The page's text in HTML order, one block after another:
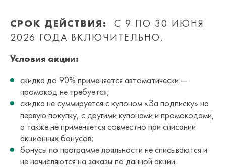
СРОК ДЕЙСТВИЯ:
С 9 ПО 30 ИЮНЯ
2026 ГОДА ВКЛЮЧИТЕЛЬНО.
Условия акции:
скидка до 90% применяется автоматически —
промокод не требуется;
скидка не суммируется с купоном «За подписку» на
первую покупку, с другими купонами и промокодами,
а также не применяется совместно при списании
акционных бонусов;
бонусы по программе лояльности не списываются и
не начисляются на заказы по данной акции.